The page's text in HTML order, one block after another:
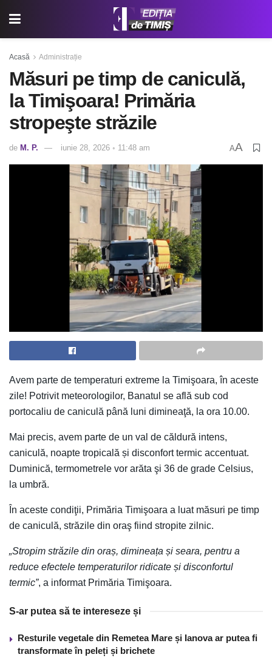
Acasă Administrație
Măsuri pe timp de caniculă,
la Timişoara! Primăria
stropeşte străzile
de M. P. iunie 28, 2026 ◦ 11:48 am AA
Avem parte de temperaturi extreme la Timişoara, în aceste
zile! Potrivit meteorologilor, Banatul se află sub cod
portocaliu de caniculă până luni dimineaţă, la ora 10.00.
Mai precis, avem parte de un val de căldură intens,
caniculă, noapte tropicală și disconfort termic accentuat.
Duminică, termometrele vor arăta şi 36 de grade Celsius,
la umbră.
În aceste condiţii, Primăria Timişoara a luat măsuri pe timp
de caniculă, străzile din oraş fiind stropite zilnic.
„Stropim străzile din oraș, dimineața și seara, pentru a
reduce efectele temperaturilor ridicate și disconfortul
termic”, a informat Primăria Timişoara.
S-ar putea să te intereseze și
Resturile vegetale din Remetea Mare și Ianova ar putea fi
transformate în peleți și brichete